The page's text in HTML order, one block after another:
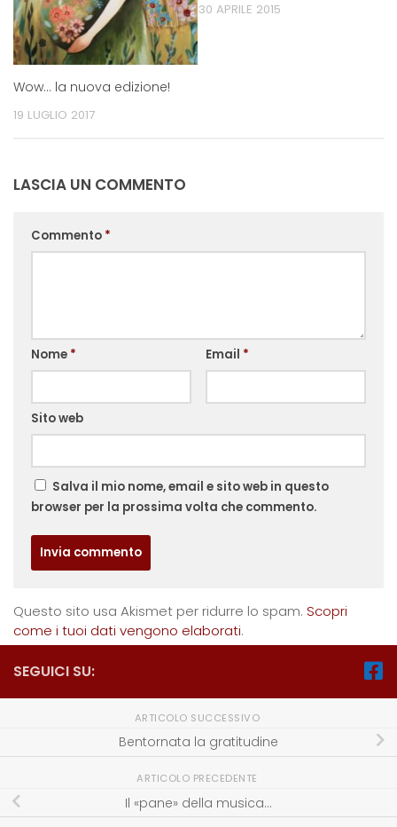
Wow… la nuova edizione!
19 LUGLIO 2017
30 APRILE 2015
LASCIA UN COMMENTO
Commento *
Nome * Email *
Sito web
Salva il mio nome, email e sito web in questo
browser per la prossima volta che commento.
Questo sito usa Akismet per ridurre lo spam. Scopri
come i tuoi dati vengono elaborati.
SEGUICI SU:
ARTICOLO SUCCESSIVO
Bentornata la gratitudine
ARTICOLO PRECEDENTE
Il «pane» della musica…